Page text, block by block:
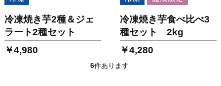
冷凍焼き芋2種＆ジェ
ラート2種セット
￥4,980
冷凍焼き芋食べ比べ3
種セット 2kg
￥4,280
6件あります